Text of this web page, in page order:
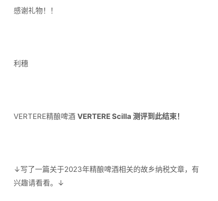
感谢礼物！！
利穗
VERTERE精酿啤酒 VERTERE Scilla 测评到此结束！
↓写了一篇关于2023年精酿啤酒相关的故乡纳税文章，有
兴趣请看看。↓